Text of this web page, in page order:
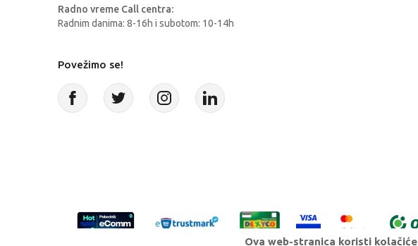
Radno vreme Call centra:
Radnim danima: 8-16h i subotom: 10-14h
Povežimo se!
Ova web-stranica koristi kolačiće